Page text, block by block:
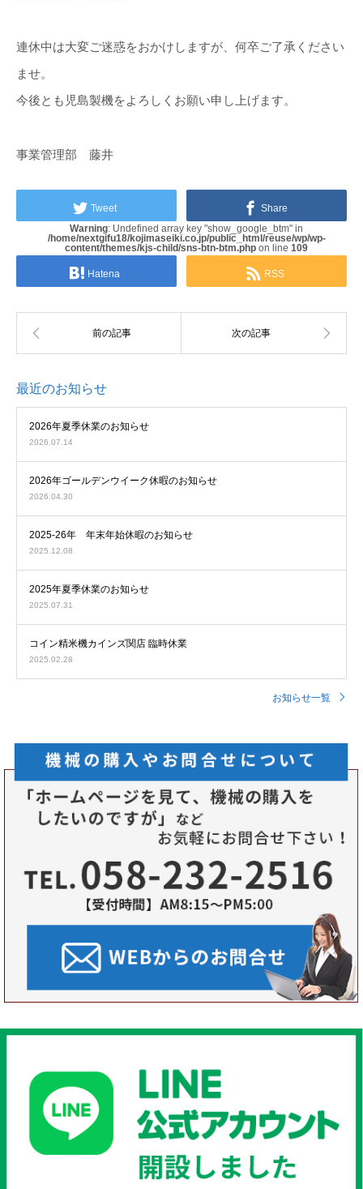
連休中は大変ご迷惑をおかけしますが、何卒ご了承ください
ませ。
今後とも児島製機をよろしくお願い申し上げます。
事業管理部 藤井
Tweet
Share
Warning: Undefined array key "show_google_btm" in
/home/nextgifu18/kojimaseiki.co.jp/public_html/reuse/wp/wp-
content/themes/kjs-child/sns-btn-btm.php on line109
Hatena RSS
最近のお知らせ
2026年夏季休業のお知らせ
2026.07.14
2026年ゴールデンウイーク休暇のお知らせ
2026.04.30
2025-26年 年末年始休暇のお知らせ
2025.12.08
2025年夏季休業のお知らせ
2025.07.31
コイン精米機カインズ関店 臨時休業
2025.02.28
お知らせ一覧